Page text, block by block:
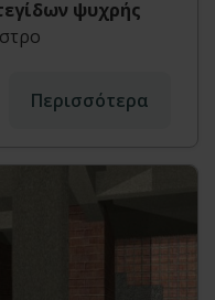
ψυχρής
Περισσότερα